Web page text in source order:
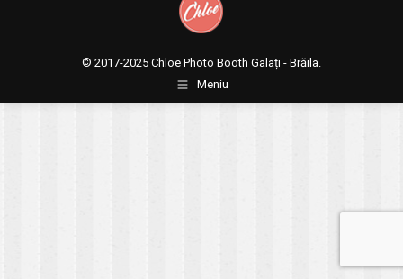
© 2017-2025 Chloe Photo Booth Galați - Brăila.
Meniu